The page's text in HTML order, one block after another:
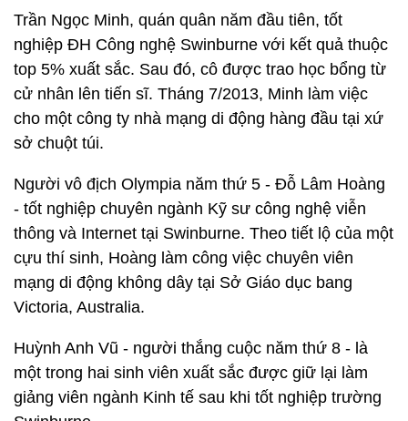
Trần Ngọc Minh, quán quân năm đầu tiên, tốt
nghiệp ĐH Công nghệ Swinburne với kết quả thuộc
top 5% xuất sắc. Sau đó, cô được trao học bổng từ
cử nhân lên tiến sĩ. Tháng 7/2013, Minh làm việc
cho một công ty nhà mạng di động hàng đầu tại xứ
sở chuột túi.
Người vô địch Olympia năm thứ 5 - Đỗ Lâm Hoàng
- tốt nghiệp chuyên ngành Kỹ sư công nghệ viễn
thông và Internet tại Swinburne. Theo tiết lộ của một
cựu thí sinh, Hoàng làm công việc chuyên viên
mạng di động không dây tại Sở Giáo dục bang
Victoria, Australia.
Huỳnh Anh Vũ - người thắng cuộc năm thứ 8 - là
một trong hai sinh viên xuất sắc được giữ lại làm
giảng viên ngành Kinh tế sau khi tốt nghiệp trường